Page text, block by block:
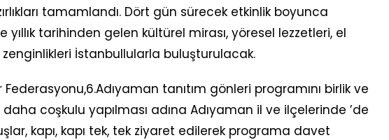
tamamlandı. Dört gün sürecek etkinlik boyunca
yıllık tarihinden gelen kültürel mirası, yöresel lezzetleri, el
İstanbullularla buluşturulacak.
tanıtım gönleri programını birlik ve
coşkulu yapılması adına Adıyaman il ve ilçelerinde ’de
kapı, kapı tek, tek ziyaret edilerek programa davet